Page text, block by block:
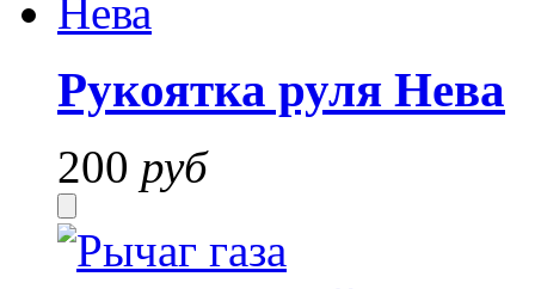
Рукоятка руля Нева
200 руб